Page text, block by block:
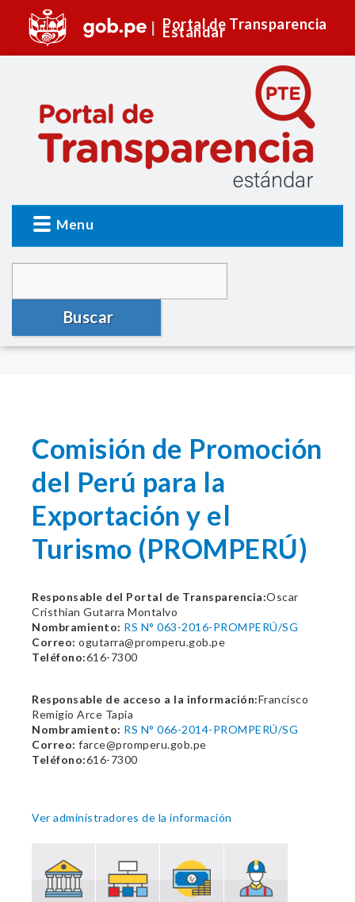
Portal de Transparencia
Estándar
Menu
Buscar
Comisión de Promoción
del Perú para la
Exportación y el
Turismo (PROMPERÚ)
Responsable del Portal de Transparencia:Oscar
Cristhian Gutarra Montalvo
Nombramiento: RS N° 063-2016-PROMPERÚ/SG
Correo: ogutarra@promperu.gob.pe
Teléfono:616-7300
Responsable de acceso a la información:Francisco
Remigio Arce Tapia
Nombramiento: RS N° 066-2014-PROMPERÚ/SG
Correo: farce@promperu.gob.pe
Teléfono:616-7300
Ver administradores de la información